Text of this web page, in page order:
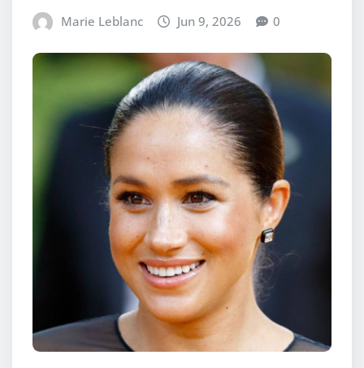
Marie Leblanc Jun 9, 2026 0